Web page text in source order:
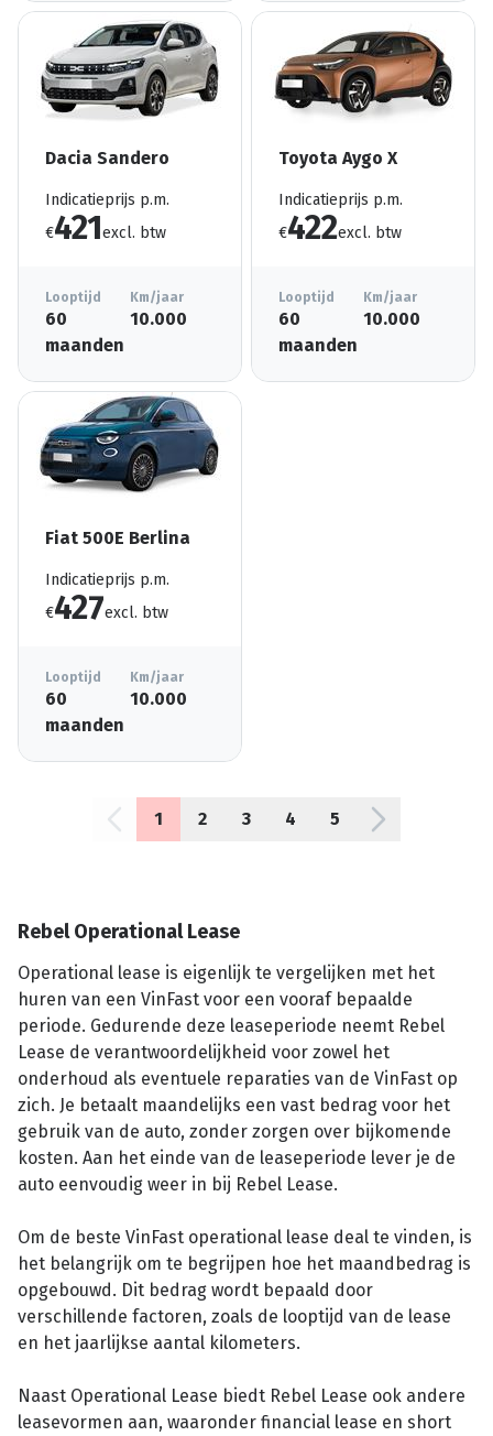
Dacia Sandero
Indicatieprijs p.m.
€421excl. btw
Looptijd
60
maanden
Km/jaar
10.000
Toyota Aygo X
Indicatieprijs p.m.
€422excl. btw
Looptijd
60
maanden
Km/jaar
10.000
Fiat 500E Berlina
Indicatieprijs p.m.
€427excl. btw
Looptijd
60
maanden
Km/jaar
10.000
1 2 3 4 5
Rebel Operational Lease
Operational lease is eigenlijk te vergelijken met het
huren van een VinFast voor een vooraf bepaalde
periode. Gedurende deze leaseperiode neemt Rebel
Lease de verantwoordelijkheid voor zowel het
onderhoud als eventuele reparaties van de VinFast op
zich. Je betaalt maandelijks een vast bedrag voor het
gebruik van de auto, zonder zorgen over bijkomende
kosten. Aan het einde van de leaseperiode lever je de
auto eenvoudig weer in bij Rebel Lease.
Om de beste VinFast operational lease deal te vinden, is
het belangrijk om te begrijpen hoe het maandbedrag is
opgebouwd. Dit bedrag wordt bepaald door
verschillende factoren, zoals de looptijd van de lease
en het jaarlijkse aantal kilometers.
Naast Operational Lease biedt Rebel Lease ook andere
leasevormen aan, waaronder financial lease en short